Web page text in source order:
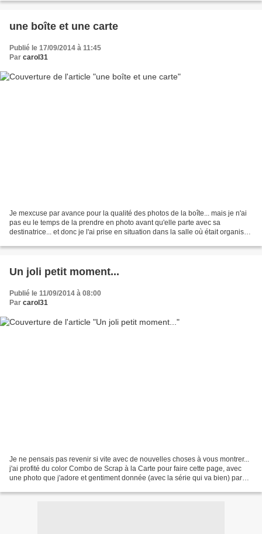
une boîte et une carte
Publié le 17/09/2014 à 11:45
Par carol31
Je mexcuse par avance pour la qualité des photos de la boîte... mais je n'ai
pas eu le temps de la prendre en photo avant qu'elle parte avec sa
destinatrice... et donc je l'ai prise en situation dans la salle où était organisé
Un joli petit moment...
Publié le 11/09/2014 à 08:00
Par carol31
Je ne pensais pas revenir si vite avec de nouvelles choses à vous montrer...
j'ai profité du color Combo de Scrap à la Carte pour faire cette page, avec
une photo que j'adore et gentiment donnée (avec la série qui va bien) par